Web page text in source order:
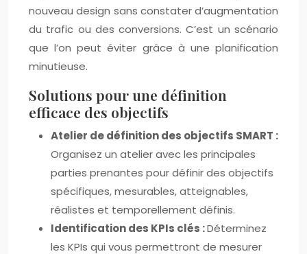
nouveau design sans constater d’augmentation
du trafic ou des conversions. C’est un scénario
que l’on peut éviter grâce à une planification
minutieuse.
Solutions pour une définition
efficace des objectifs
Atelier de définition des objectifs SMART :
Organisez un atelier avec les principales
parties prenantes pour définir des objectifs
spécifiques, mesurables, atteignables,
réalistes et temporellement définis.
Identification des KPIs clés :Déterminez
les KPIs qui vous permettront de mesurer